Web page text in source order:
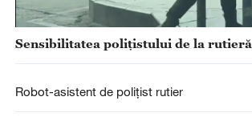
Sensibilitatea polițistului de la rutieră
Robot-asistent de polițist rutier